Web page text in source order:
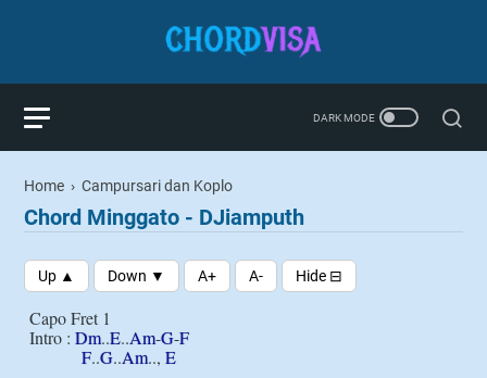
Home › Campursari dan Koplo
Chord Minggato - DJiamputh
Capo Fret 1
Intro : Dm..E..Am-G-F
F..G..Am.., E